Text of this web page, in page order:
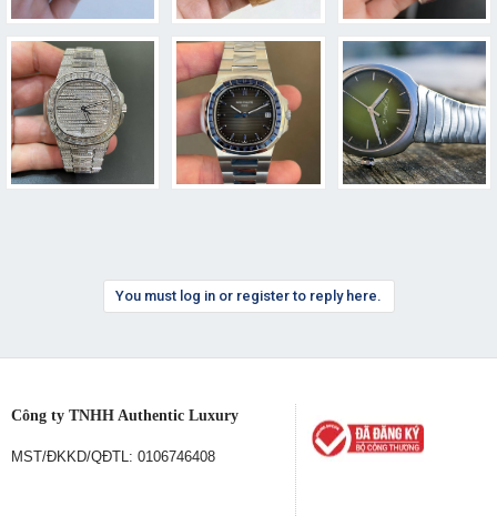
You must log in or register to reply here.
Công ty TNHH Authentic Luxury
MST/ĐKKD/QĐTL: 0106746408